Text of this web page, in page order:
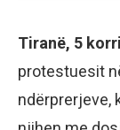
Tiranë, 5
protestuesit
ndërprerjeve,